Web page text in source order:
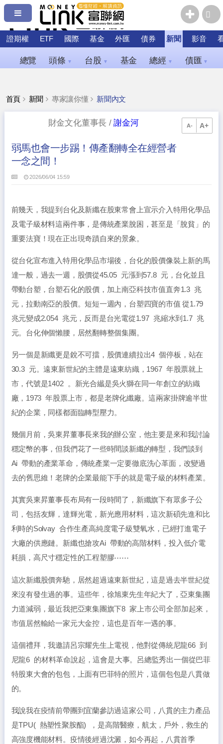
證期權 ETF 國際 基金 外匯 債券 新聞 影音
總覽 頭條 ▼ 台股 ▼ 基金 總經 ▼ 債匯 ▼
首頁 新聞 專家讓你懂 新聞內文
A- A+
財金文化董事長 /謝金河
弱馬也會一步踢！傳產翻轉全在經營者
一念之間！
2026/06/04 15:59
前幾天，我提到台化及新纖在股東常會上宣示介入特用化學品
及電子級材料這兩件事，是傳統產業脫困，甚至是「脫貧」的
重要法寶！現在正出現奇蹟自來的景象。
從台化宣布進入特用化學品市場後，台化的股價像裝上新的馬
達一般，過去一週，股價從45.05 元漲到 57.8 元，台化並且
帶動台塑，台塑石化的股價，加上南亞科技市值直奔1.3 兆
元，拉動南亞的股價。短短一週內，台塑四寶的市值 從1.79
兆元變成2.054 兆元，反而是台光電從1.97 兆縮水到 1.7 兆
元。台化伸個懶腰，居然翻轉整個集團。
另一個是新纖更是銳不可擋，股價連續拉出4 個停板，站在
30.3 元。遠東新世紀的主體是遠東紡織， 1967 年股票就上
市，代號是1402
。新光合纎是吳火獅在同一年創立的紡織
廠， 1973 年股票上市，都是老牌化纖廠。這兩家掛牌逾半世
紀的企業，同樣都面臨轉型壓力。
幾個月前，吳東昇董事長來我的辦公室，他主要是來和我討論
穩定幣的事，但我們花了一些時間談新纖的轉型，我們談到
Ai 帶動的產業革命，傳統產業一定要徹底洗心革面，改變過
去的舊思維！老牌的企業最能下手的就是電子級的材料產業。
其實吳東昇董事長布局有一段時間了，新纖旗下有眾多子公
司，包括友輝，達輝光電，新光應用材料，這次新碩先進和比
利時的Solvay 合作生產高純度電子級雙氧水，已經打進電子
大廠的供應鏈。新纖也搶攻Ai 帶動的高階材料，投入低介電
耗損，高尺寸穩定性的工程塑膠⋯⋯
這次新纖股價奔馳，居然超過遠東新世紀，這是過去半世紀從
來沒有發生過的事。這些年，徐旭東先生年紀大了，亞東集團
力道減弱，最近我把亞東集團旗下8 家上市公司全部加起來，
市值居然輸給一家元大金控，這也是百年一遇的事。
這個禮拜，我邀請呂宗耀先生上電視，他對從傳統尼龍66 到
尼龍6 的材料革命說起，這會是大事。呂總監秀出一個從巴菲
特股東大會的包包，上面有巴菲特的照片，這個包包是八貫做
的。
我說我在疫情前帶團到宜蘭參訪過這家公司，八貫的主力產品
是TPU( 熱塑性聚胺酯)
，是高階醫療，航太，戶外，救生的
高強度機能材料。疫情後經過沈澱，如今再起，八貫首季